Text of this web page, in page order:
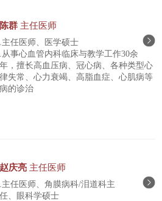
陈群 主任医师
.主任医师、医学硕士
.从事心血管内科临床与教学工作30余
年，擅长高血压病、冠心病、各种类型心
律失常、心力衰竭、高脂血症、心肌病等
病的诊治
赵庆亮 主任医师
.主任医师、角膜病科/泪道科主
任、眼科学硕士